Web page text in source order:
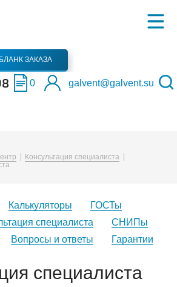
БЛАНК ЗАКАЗА
0 galvent@galvent.su
Консультация специалиста
Калькуляторы
ГОСТы
специалиста
СНИПы
Вопросы и ответы Гарантии
специалиста